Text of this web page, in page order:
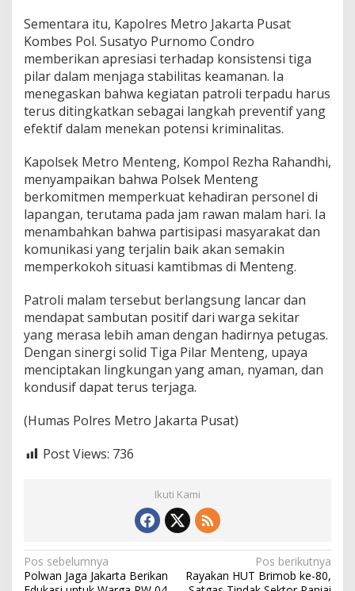
Sementara itu, Kapolres Metro Jakarta Pusat
Kombes Pol. Susatyo Purnomo Condro
memberikan apresiasi terhadap konsistensi tiga
pilar dalam menjaga stabilitas keamanan. Ia
menegaskan bahwa kegiatan patroli terpadu harus
terus ditingkatkan sebagai langkah preventif yang
efektif dalam menekan potensi kriminalitas.
Kapolsek Metro Menteng, Kompol Rezha Rahandhi,
menyampaikan bahwa Polsek Menteng
berkomitmen memperkuat kehadiran personel di
lapangan, terutama pada jam rawan malam hari. Ia
menambahkan bahwa partisipasi masyarakat dan
komunikasi yang terjalin baik akan semakin
memperkokoh situasi kamtibmas di Menteng.
Patroli malam tersebut berlangsung lancar dan
mendapat sambutan positif dari warga sekitar
yang merasa lebih aman dengan hadirnya petugas.
Dengan sinergi solid Tiga Pilar Menteng, upaya
menciptakan lingkungan yang aman, nyaman, dan
kondusif dapat terus terjaga.
(Humas Polres Metro Jakarta Pusat)
Post Views: 736
Ikuti Kami
N
Pos sebelumnya
Polwan Jaga Jakarta Berikan
Pos berikutnya
Rayakan HUT Brimob ke-80,